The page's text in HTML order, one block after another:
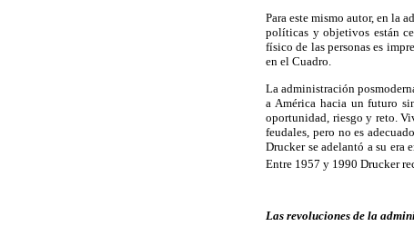
Para este mismo autor, en la
políticas y objetivos están
físico de las personas es
en el Cuadro.
La administración
a América hacia un futuro
oportunidad, riesgo y reto.
feudales, pero no es
Drucker se adelantó a su era
Entre 1957 y 1990 Drucker
Las revoluciones de la